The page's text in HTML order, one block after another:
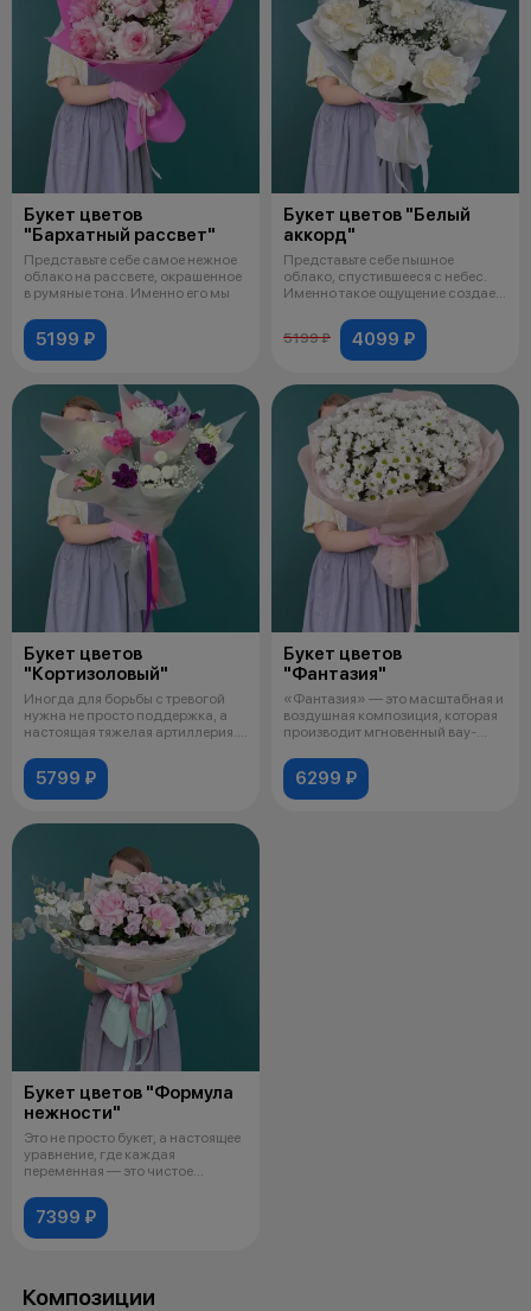
Букет цветов
"Бархатный рассвет"
Представьте себе самое нежное
облако на рассвете, окрашенное
в румяные тона. Именно его мы
5199 ₽
Букет цветов "Белый
аккорд"
Представьте себе пышное
облако, спустившееся с небес.
Именно такое ощущение создает
5199 ₽
4099 ₽
Букет цветов
"Кортизоловый"
Иногда для борьбы с тревогой
нужна не просто поддержка, а
настоящая тяжелая артиллерия.
5799 ₽
Букет цветов
"Фантазия"
«Фантазия» — это масштабная и
воздушная композиция, которая
производит мгновенный вау-
6299 ₽
Букет цветов "Формула
нежности"
Это не просто букет, а настоящее
уравнение, где каждая
переменная — это чистое
7399 ₽
Композиции